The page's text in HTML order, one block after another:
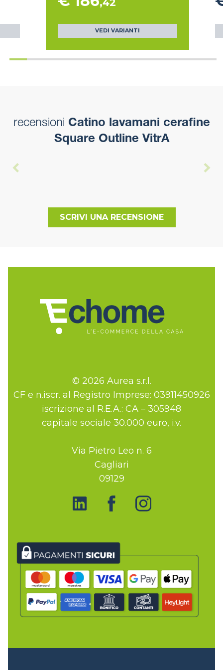
,42
VEDI VARIANTI
recensioni Catino lavamani cerafine
Square Outline VitrA
SCRIVI UNA RECENSIONE
© 2026 Aurea s.r.l.
CF e n.iscr. al Registro Imprese: 03911450926
iscrizione al R.E.A.: CA – 305948
capitale sociale 30.000 euro, i.v.
Via Pietro Leo n. 6
Cagliari
09129